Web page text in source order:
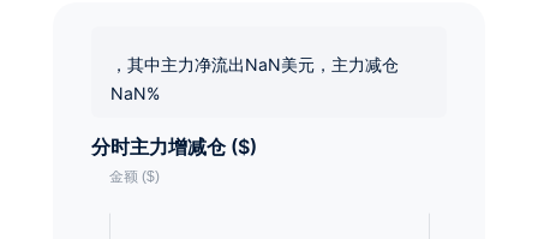
，其中主力净流出NaN美元，主力减仓
NaN%
分时主力增减仓 ($)